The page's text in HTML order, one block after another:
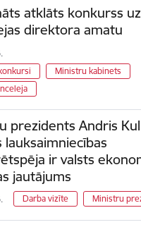
atklāts konkurss
direktora amatu
Ministru kabinets
prezidents Andris
lauksaimniecības
ir valsts
jautājums
Darba vizīte Ministru